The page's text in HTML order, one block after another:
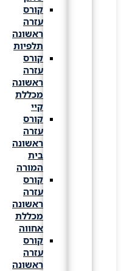
קורס
עזרה
ראשונה
תלפיות
קורס
עזרה
ראשונה
מכללת
קורס
עזרה
ראשונה
המורה
קורס
עזרה
ראשונה
מכללת
אחווה
קורס
עזרה
ראשונה